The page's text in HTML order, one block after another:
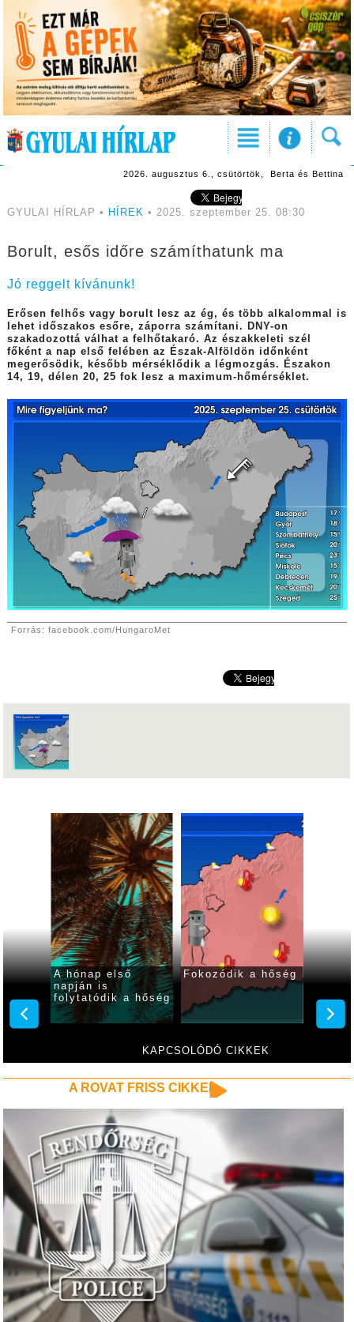
2026. augusztus 6., csütörtök, Berta és Bettina
GYULAI HÍRLAP • HÍREK • 2025. szeptember 25. 08:30
Borult, esős időre számíthatunk ma
Jó reggelt kívánunk!
Erősen felhős vagy borult lesz az ég, és több alkalommal is
lehet időszakos esőre, záporra számítani. DNY-on
szakadozottá válhat a felhőtakaró. Az északkeleti szél
főként a nap első felében az Észak-Alföldön időnként
megerősödik, később mérséklődik a légmozgás. Északon
14, 19, délen 20, 25 fok lesz a maximum-hőmérséklet.
Forrás: facebook.com/HungaroMet
KAPCSOLÓDÓ CIKKEK
A hónap első
napján is
folytatódik a hőség
Fokozódik a hőség
A ROVAT FRISS CIKKEI